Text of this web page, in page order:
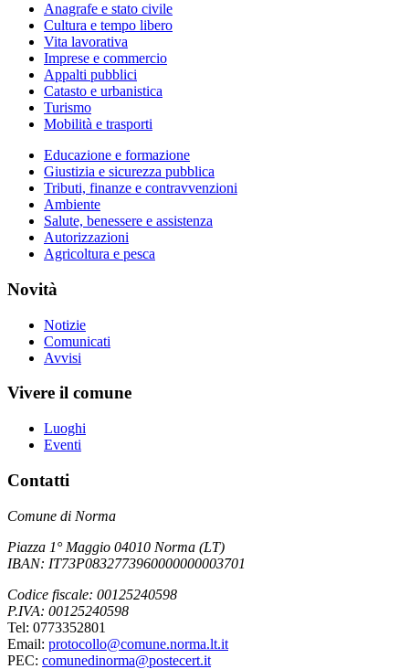
Anagrafe e stato civile
Cultura e tempo libero
Vita lavorativa
Imprese e commercio
Appalti pubblici
Catasto e urbanistica
Turismo
Mobilità e trasporti
Educazione e formazione
Giustizia e sicurezza pubblica
Tributi, finanze e contravvenzioni
Ambiente
Salute, benessere e assistenza
Autorizzazioni
Agricoltura e pesca
Novità
Notizie
Comunicati
Avvisi
Vivere il comune
Luoghi
Eventi
Contatti
Comune di Norma
Piazza 1° Maggio 04010 Norma (LT)
IBAN: IT73P0832773960000000003701
Codice fiscale: 00125240598
P.IVA: 00125240598
Tel: 0773352801
Email: protocollo@comune.norma.lt.it
PEC: comunedinorma@postecert.it